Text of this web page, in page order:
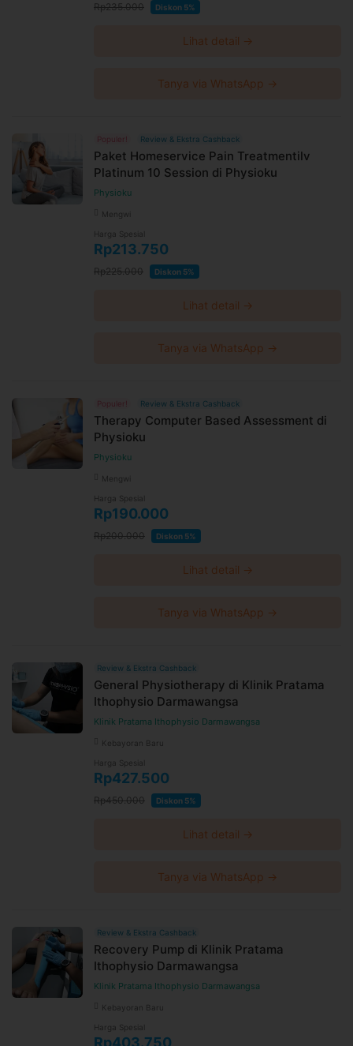
Rp235.000 Diskon 5%
Lihat detail →
Tanya via WhatsApp →
Populer! Review & Ekstra Cashback
Paket Homeservice Pain Treatmentilv
Platinum 10 Session di Physioku
Physioku
Mengwi
Harga Spesial
Rp213.750
Rp225.000 Diskon 5%
Lihat detail →
Tanya via WhatsApp →
Populer! Review & Ekstra Cashback
Therapy Computer Based Assessment di
Physioku
Physioku
Mengwi
Harga Spesial
Rp190.000
Rp200.000 Diskon 5%
Lihat detail →
Tanya via WhatsApp →
Review & Ekstra Cashback
General Physiotherapy di Klinik Pratama
Ithophysio Darmawangsa
Klinik Pratama Ithophysio Darmawangsa
Kebayoran Baru
Harga Spesial
Rp427.500
Rp450.000 Diskon 5%
Lihat detail →
Tanya via WhatsApp →
Review & Ekstra Cashback
Recovery Pump di Klinik Pratama
Ithophysio Darmawangsa
Klinik Pratama Ithophysio Darmawangsa
Kebayoran Baru
Harga Spesial
Rp403.750